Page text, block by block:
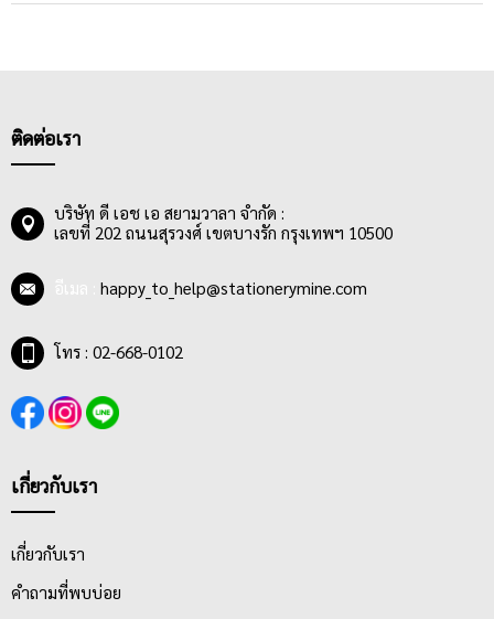
ติดต่อเรา
บริษัท ดี เอช เอ สยามวาลา จำกัด :
เลขที่ 202 ถนนสุรวงศ์ เขตบางรัก กรุงเทพฯ 10500
happy_to_help@stationerymine.com
โทร : 02-668-0102
เกี่ยวกับเรา
เกี่ยวกับเรา
คำถามที่พบบ่อย